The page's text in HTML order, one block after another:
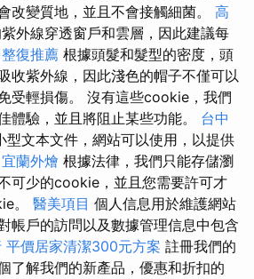
改變質地，並且不會接觸細菌。 高
外線穿透窗戶和雲層，因此建議每
復推薦 根據頭髮和髮型的密度，頭
收紫外線，因此淺色的帽子不僅可以
受輕損傷。 沒有這些cookie，我們
體驗，並且將阻止某些功能。 台中
型文本文件，網站可以使用，以提供
宜蘭外燴 根據法律，我們只能存儲瀏
可少的cookie，並且您需要許可才
。 醫美項目 個人信息用於維護網站
帳戶的訪問以及數據管理信息中包含
平價居家清潔300元方案 註冊我們的
了解我們的新產品，優惠和折扣的